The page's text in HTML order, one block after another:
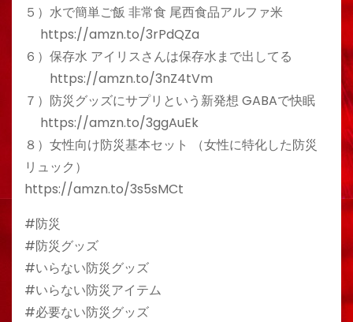
５）水で簡単ご飯 非常食 尾西食品アルファ米
https://amzn.to/3rPdQZa
６）保存水 アイリスさんは保存水まで出してる
https://amzn.to/3nZ4tVm
７）防災グッズにサプリという新発想 GABAで快眠
https://amzn.to/3ggAuEk
８）女性向け防災基本セット （女性に特化した防災
リュック）
https://amzn.to/3s5sMCt
#防災
#防災グッズ
#いらない防災グッズ
#いらない防災アイテム
#必要ない防災グッズ